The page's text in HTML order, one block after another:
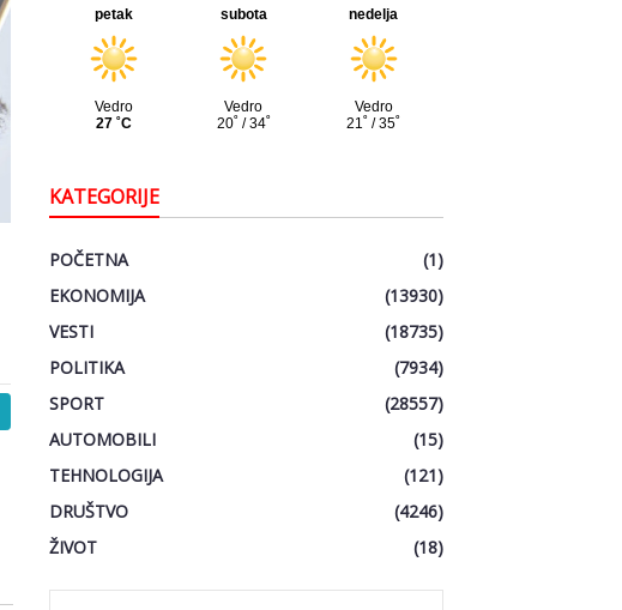
KATEGORIJE
POČETNA
(1)
EKONOMIJA
(13930)
VESTI
(18735)
POLITIKA
(7934)
SPORT
(28557)
AUTOMOBILI
(15)
TEHNOLOGIJA
(121)
DRUŠTVO
(4246)
ŽIVOT
(18)